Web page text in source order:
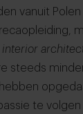
vanuit Polen
interior
steeds
te volgen